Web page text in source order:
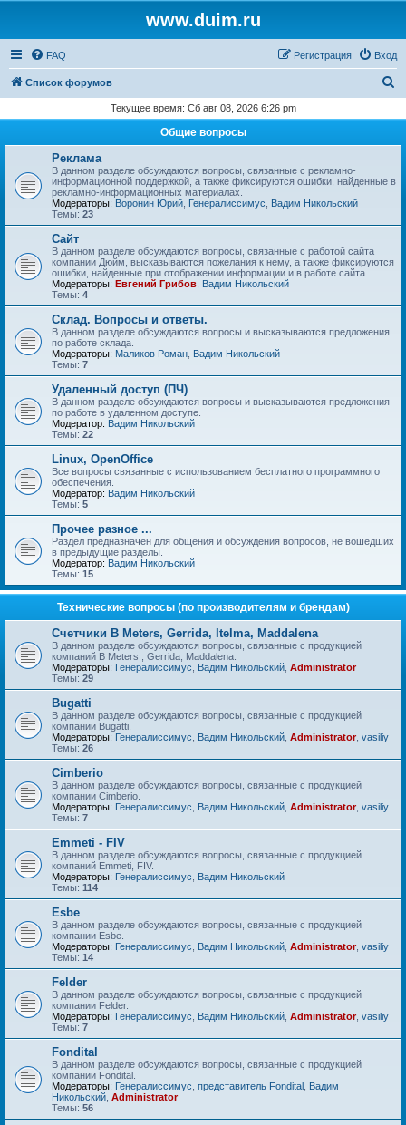
www.duim.ru
FAQ Вход
Регистрация
Список форумов
с
Текущее время: Сб авг 08, 2026 6:26 pm
Общие вопросы
Реклама
В данном разделе обсуждаются вопросы, связанные с рекламно-
информационной поддержкой, а также фиксируются ошибки, найденные в
рекламно-информационных материалах.
Модераторы: Воронин Юрий Генералиссимус
Вадим Никольский
Темы: 23
Сайт
В данном разделе обсуждаются вопросы, связанные с работой сайта
компании Дюйм, высказываются пожелания к нему, а также фиксируются
ошибки, найденные при отображении информации и в работе сайта.
Модераторы: Евгений Грибов Вадим Никольский
Темы: 4
Склад. Вопросы и ответы.
В данном разделе обсуждаются вопросы и высказываются предложения
по работе склада.
Модераторы: Маликов Роман Вадим Никольский
Темы: 7
Удаленный доступ (ПЧ)
В данном разделе обсуждаются вопросы и высказываются предложения
по работе в удаленном доступе.
Модератор: Вадим Никольский
Темы: 22
Linux, OpenOffice
Все вопросы связанные с использованием бесплатного программного
обеспечения.
Модератор: Вадим Никольский
Темы: 5
Прочее разное ...
Раздел предназначен для общения и обсуждения вопросов, не вошедших
в предыдущие разделы.
Модератор: Вадим Никольский
Темы: 15
Технические вопросы (по производителям и брендам)
Счетчики B Meters, Gerrida, Itelma, Maddalena
В данном разделе обсуждаются вопросы, связанные с продукцией
компаний B Meters , Gerrida, Maddalena.
Модераторы: Генералиссимус Вадим Никольский Administrator
Темы: 29
Bugatti
В данном разделе обсуждаются вопросы, связанные с продукцией
компании Bugatti.
Модераторы: Генералиссимус Вадим Никольский Administrator, vasiliy
Темы: 26
Cimberio
В данном разделе обсуждаются вопросы, связанные с продукцией
компании Cimberio.
Модераторы: Генералиссимус Вадим Никольский Administrator, vasiliy
Темы: 7
Emmeti - FIV
В данном разделе обсуждаются вопросы, связанные с продукцией
компаний Emmeti, FIV.
Модераторы: Генералиссимус
Вадим Никольский
Темы: 114
Esbe
В данном разделе обсуждаются вопросы, связанные с продукцией
компании Esbe.
Модераторы: Генералиссимус Вадим Никольский Administrator, vasiliy
Темы: 14
Felder
В данном разделе обсуждаются вопросы, связанные с продукцией
компании Felder.
Модераторы: Генералиссимус Вадим Никольский Administrator, vasiliy
Темы: 7
Fondital
В данном разделе обсуждаются вопросы, связанные с продукцией
компании Fondital.
Модераторы: Генералиссимус представитель Fondital Вадим
Никольский Administrator
Темы: 56